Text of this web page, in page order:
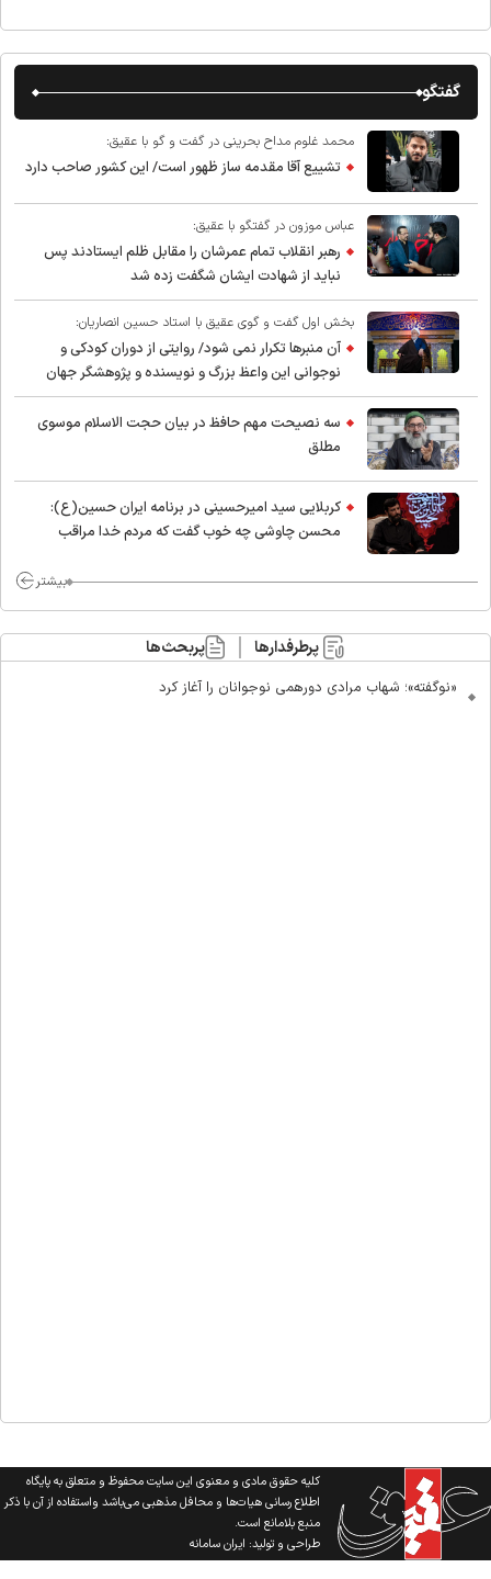
گفتگو
محمد غلوم مداح بحرینی در گفت و گو با عقیق:
تشییع آقا مقدمه ساز ظهور است/ این کشور صاحب دارد
عباس موزون در گفتگو با عقیق:
رهبر انقلاب تمام عمرشان را مقابل ظلم ایستادند پس
نباید از شهادت ایشان شگفت زده شد
بخش اول گفت و گوی عقیق با استاد حسین انصاریان:
آن منبرها تکرار نمی شود/ روایتی از دوران کودکی و
نوجوانی این واعظ بزرگ و نویسنده و پژوهشگر جهان
اسلام
سه نصیحت مهم حافظ در بیان حجت الاسلام موسوی
مطلق
کربلایی سید امیر‌حسینی در برنامه ایران حسین(ع):
محسن چاوشی چه خوب گفت که مردم خدا مراقب
بیشتر
پرطرفدارها پربحث‌ها
«نوگفته»؛ شهاب مرادی دورهمی نوجوانان را آغاز کرد
کلیه حقوق مادی و معنوی این سایت محفوظ و متعلق به پایگاه
اطلاع رسانی هیات‌ها و محافل مذهبی می‌باشد واستفاده از آن با ذکر
منبع بلامانع است.
طراحی و تولید:ایران سامانه